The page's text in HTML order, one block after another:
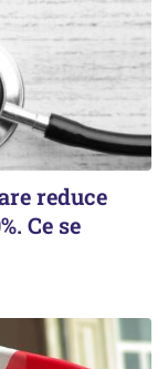
reduce
Ce se